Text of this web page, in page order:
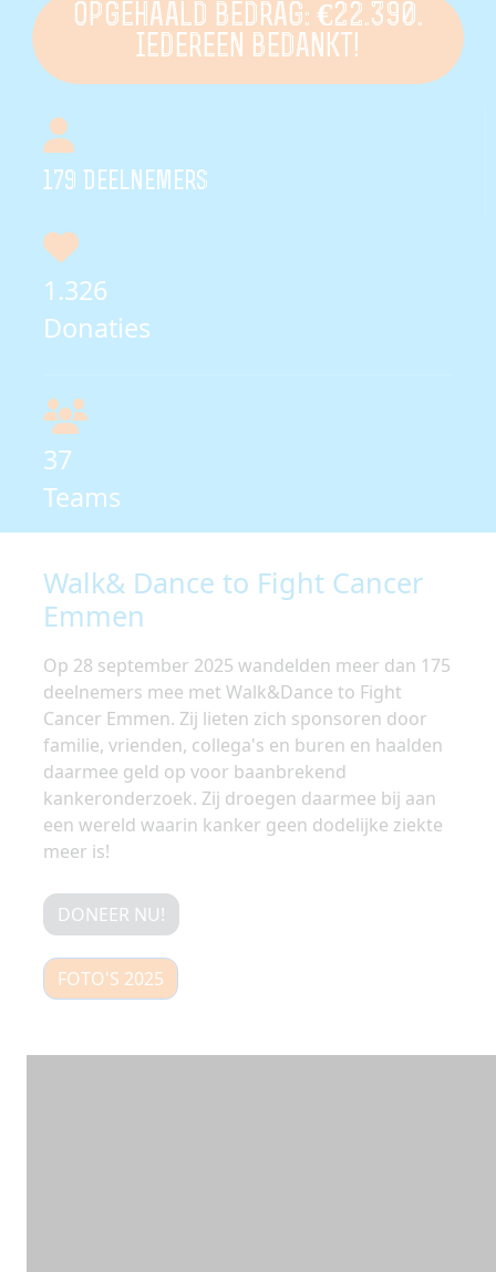
Opgehaald bedrag: €22.390.
Iedereen bedankt!
179 Deelnemers
1.326
Donaties
37
Teams
Walk& Dance to Fight Cancer
Emmen
Op 28 september 2025 wandelden meer dan 175
deelnemers mee met Walk&Dance to Fight
Cancer Emmen. Zij lieten zich sponsoren door
familie, vrienden, collega's en buren en haalden
daarmee geld op voor baanbrekend
kankeronderzoek. Zij droegen daarmee bij aan
een wereld waarin kanker geen dodelijke ziekte
meer is!
DONEER NU!
FOTO'S 2025